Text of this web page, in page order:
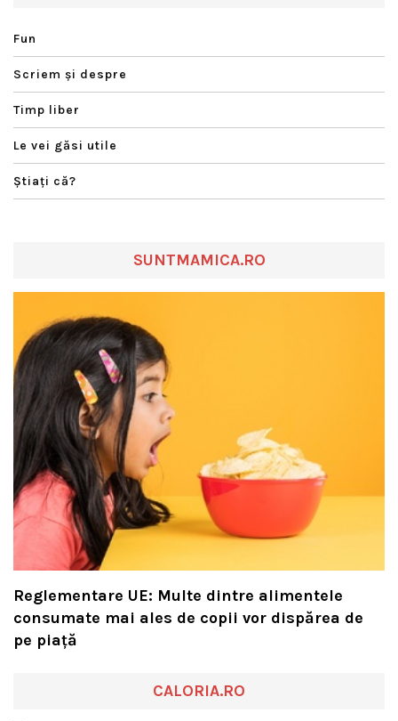
Fun
Scriem şi despre
Timp liber
Le vei găsi utile
Ştiaţi că?
SUNTMAMICA.RO
Reglementare UE: Multe dintre alimentele
consumate mai ales de copii vor dispărea de
pe piață
CALORIA.RO